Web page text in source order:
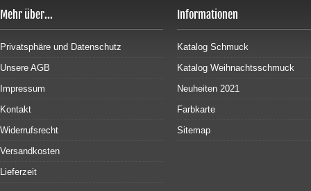
Mehr über...
Privatsphäre und Datenschutz
Unsere AGB
Impressum
Kontakt
Widerrufsrecht
Versandkosten
Lieferzeit
Informationen
Katalog Schmuck
Katalog Weihnachtsschmuck
Neuheiten 2021
Farbkarte
Sitemap